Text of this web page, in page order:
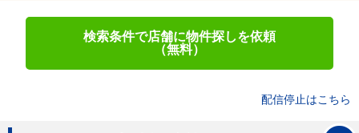
検索条件で店舗に物件探しを依頼
（無料）
配信停止はこちら